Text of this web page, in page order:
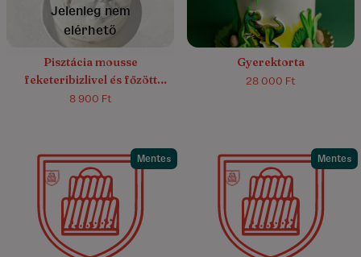
Jelenleg nem
elérhető
Pisztácia mousse
feketeribizlivel és főzött
vaníliakrémmel
8 900 Ft
Gyerektorta
28 000 Ft
Mentes
4.7/5 (11)
Mentes
4.3/5 (6)